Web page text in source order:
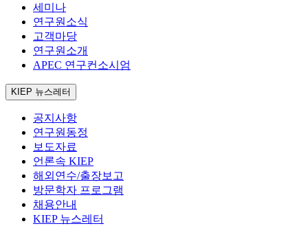
세미나
연구원소식
고객마당
연구원소개
APEC 연구컨소시엄
KIEP 뉴스레터
공지사항
연구원동정
보도자료
언론속 KIEP
해외연수/출장보고
방문학자 프로그램
채용안내
KIEP 뉴스레터